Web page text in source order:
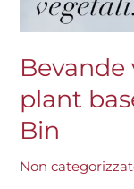
Bevande
plant
Bin
Non